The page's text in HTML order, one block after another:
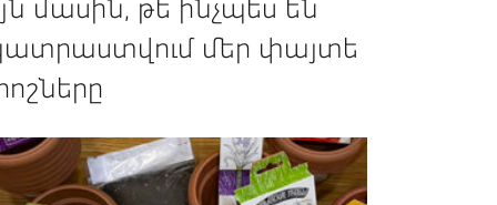
մասին, թե ինչպես են
մեր փայտե